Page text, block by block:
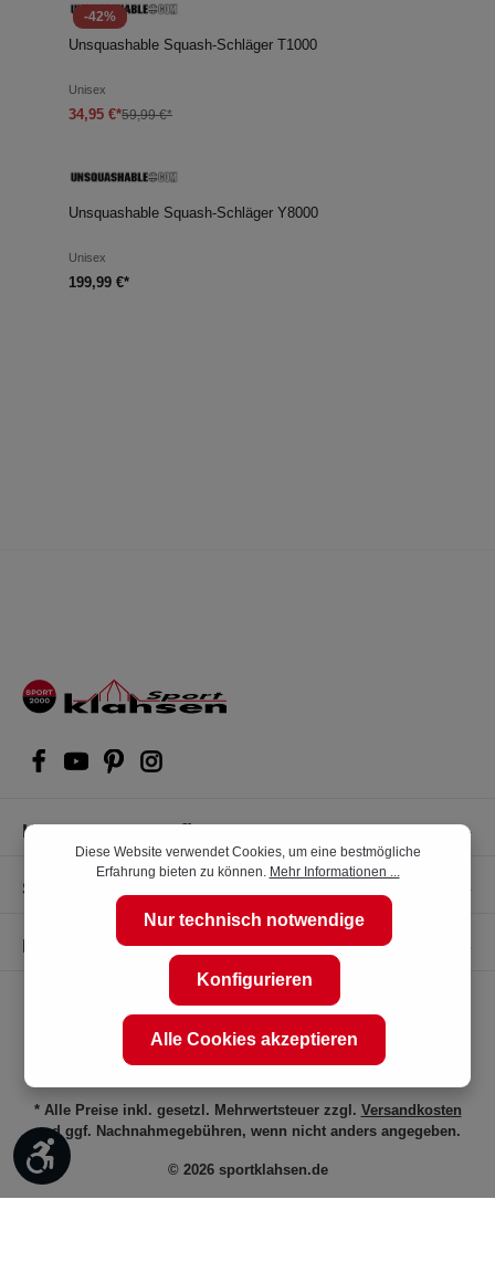
-42%
Unsquashable Squash-Schläger T1000
Unisex
34,95 €*59,99 €*
Unsquashable Squash-Schläger Y8000
Unisex
199,99 €*
Kompetente Kaufberatung
Shop Service
Informationen
© 2026 sportklahsen.de
* Alle Preise inkl. gesetzl. Mehrwertsteuer zzgl. Versandkosten
und ggf. Nachnahmegebühren, wenn nicht anders angegeben.
Werkzeugleiste anzeigen
Diese Website verwendet Cookies, um eine bestmögliche
Erfahrung bieten zu können. Mehr Informationen ...
Nur technisch notwendige
Konfigurieren
Alle Cookies akzeptieren